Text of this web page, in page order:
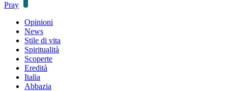
Pray
Opinioni
News
Stile di vita
Spiritualità
Scoperte
Eredità
Italia
Abbazia